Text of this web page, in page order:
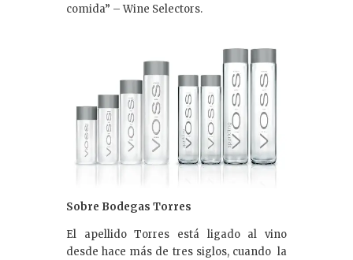
comida” – Wine Selectors.
Sobre Bodegas Torres
El apellido Torres está ligado al vino
desde hace más de tres siglos, cuando la